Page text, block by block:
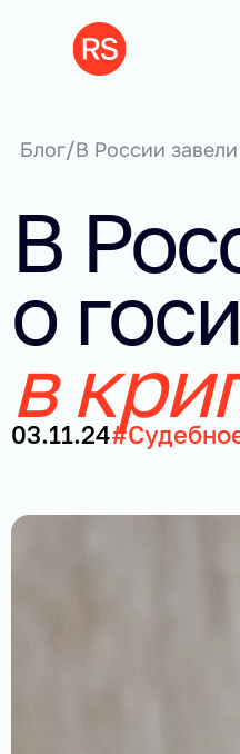
Блог/В России
В
о
в
03.11.24